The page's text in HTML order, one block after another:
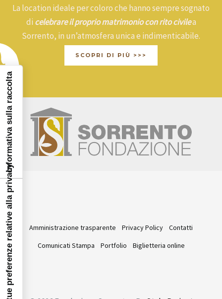
La location ideale per coloro che hanno sempre sognato
di celebrare il proprio matrimonio con rito civilea
Sorrento, in un’atmosfera unica e indimenticabile.
SCOPRI DI PIÙ >>>
Amministrazione trasparente Privacy Policy
Contatti
Comunicati Stampa
Portfolio Biglietteria online
Le tue preferenze relative alla privacy
Informativa sulla raccolta